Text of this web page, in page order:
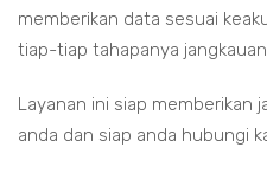
memberikan data sesuai
tiap-tiap tahapanya
Layanan ini siap memberikan
anda dan siap anda hubungi